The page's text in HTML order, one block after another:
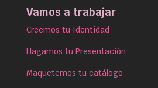
Vamos a trabajar
Creemos tu Identidad
Hagamos tu Presentación
Maquetemos tu catálogo